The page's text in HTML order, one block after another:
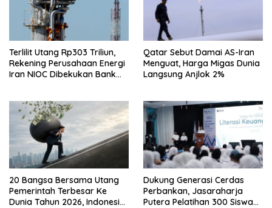
Terlilit Utang Rp303 Triliun,
Rekening Perusahaan Energi
Iran NIOC Dibekukan Bank
Qatar Sebut Damai AS-Iran
Menguat, Harga Migas Dunia
Langsung Anjlok 2%
20 Bangsa Bersama Utang
Pemerintah Terbesar Ke
Dunia Tahun 2026, Indonesia
Dukung Generasi Cerdas
Perbankan, Jasaraharja
Putera Pelatihan 300 Siswa